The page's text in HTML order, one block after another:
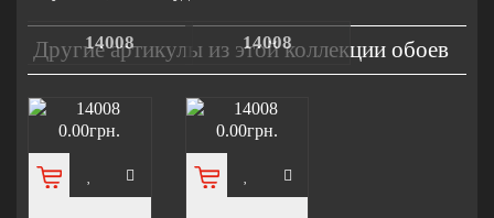
Другие артикулы из этой коллекции обоев
14008
0.00грн.
14008
0.00грн.